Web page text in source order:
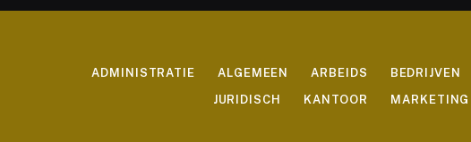
ADMINISTRATIE ALGEMEEN ARBEIDS BEDRIJVEN
JURIDISCH
KANTOOR MARKETING